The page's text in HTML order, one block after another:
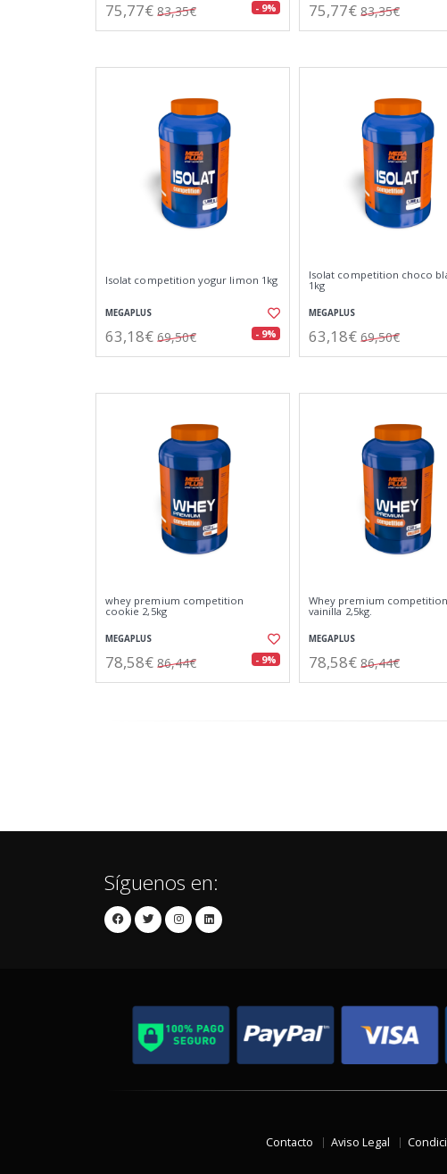
75,77€ 83,35€ - 9% 75,77€ 83,35€
Isolat competition yogur limon 1kg
MEGAPLUS
63,18€ 69,50€ - 9%
Isolat competition choco
1kg
MEGAPLUS
63,18€ 69,50€
whey premium competition
cookie 2,5kg
MEGAPLUS
78,58€ 86,44€ - 9%
Whey premium competition
vainilla 2,5kg.
MEGAPLUS
78,58€ 86,44€
Síguenos en:
Contacto Aviso Legal